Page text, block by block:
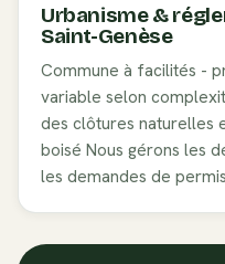
Urbanisme &
Saint-Genèse
Commune à facilités -
variable selon
des clôtures naturelles
boisé Nous gérons les
les demandes de